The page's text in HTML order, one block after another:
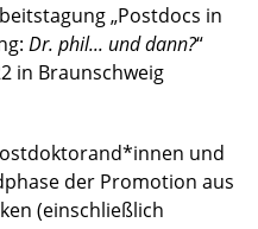
„Postdocs in
Dr. phil... und dann?“
in Braunschweig
und
der Promotion aus
(einschließlich